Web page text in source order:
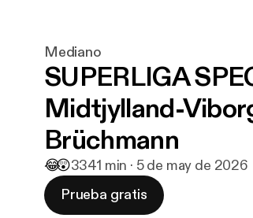
Mediano
SUPERLIGA
Midtjylland-
Brüchmann
😂😲3341 min · 5 de may de 2026
Prueba gratis